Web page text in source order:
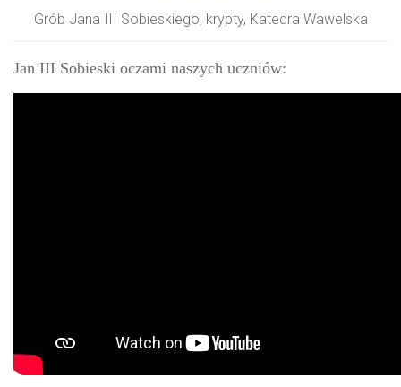
Grób Jana III Sobieskiego, krypty, Katedra Wawelska
Jan III Sobieski oczami naszych uczniów: